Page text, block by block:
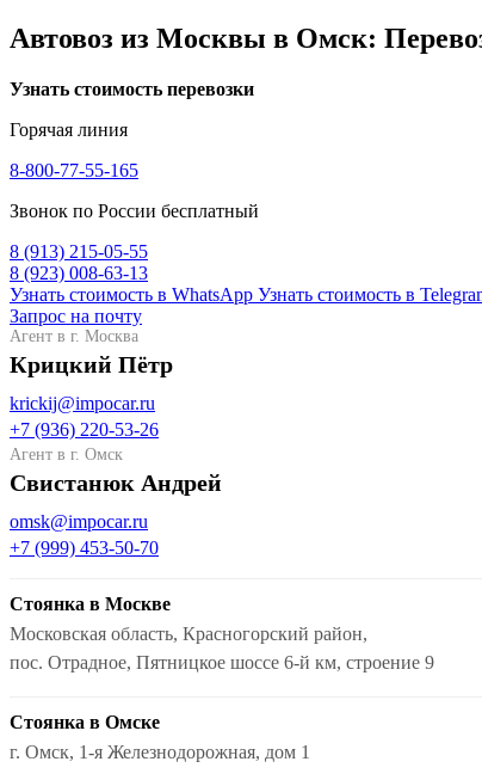
Автовоз из Москвы в Омск:
Узнать стоимость перевозки
Горячая линия
8-800-77-55-165
Звонок по России бесплатный
8 (913) 215-05-55
8 (923) 008-63-13
Узнать стоимость в WhatsApp Узнать стоимость в
Запрос на почту
Агент в г. Москва
Крицкий Пётр
krickij@impocar.ru
+7 (936) 220-53-26
Агент в г. Омск
Свистанюк Андрей
omsk@impocar.ru
+7 (999) 453-50-70
Стоянка в Москве
Московская область, Красногорский район,
пос. Отрадное, Пятницкое шоссе 6-й км, строение 9
Стоянка в Омске
г. Омск, 1-я Железнодорожная, дом 1